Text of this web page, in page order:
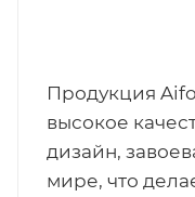
Продукция
высокое
дизайн,
мире, что